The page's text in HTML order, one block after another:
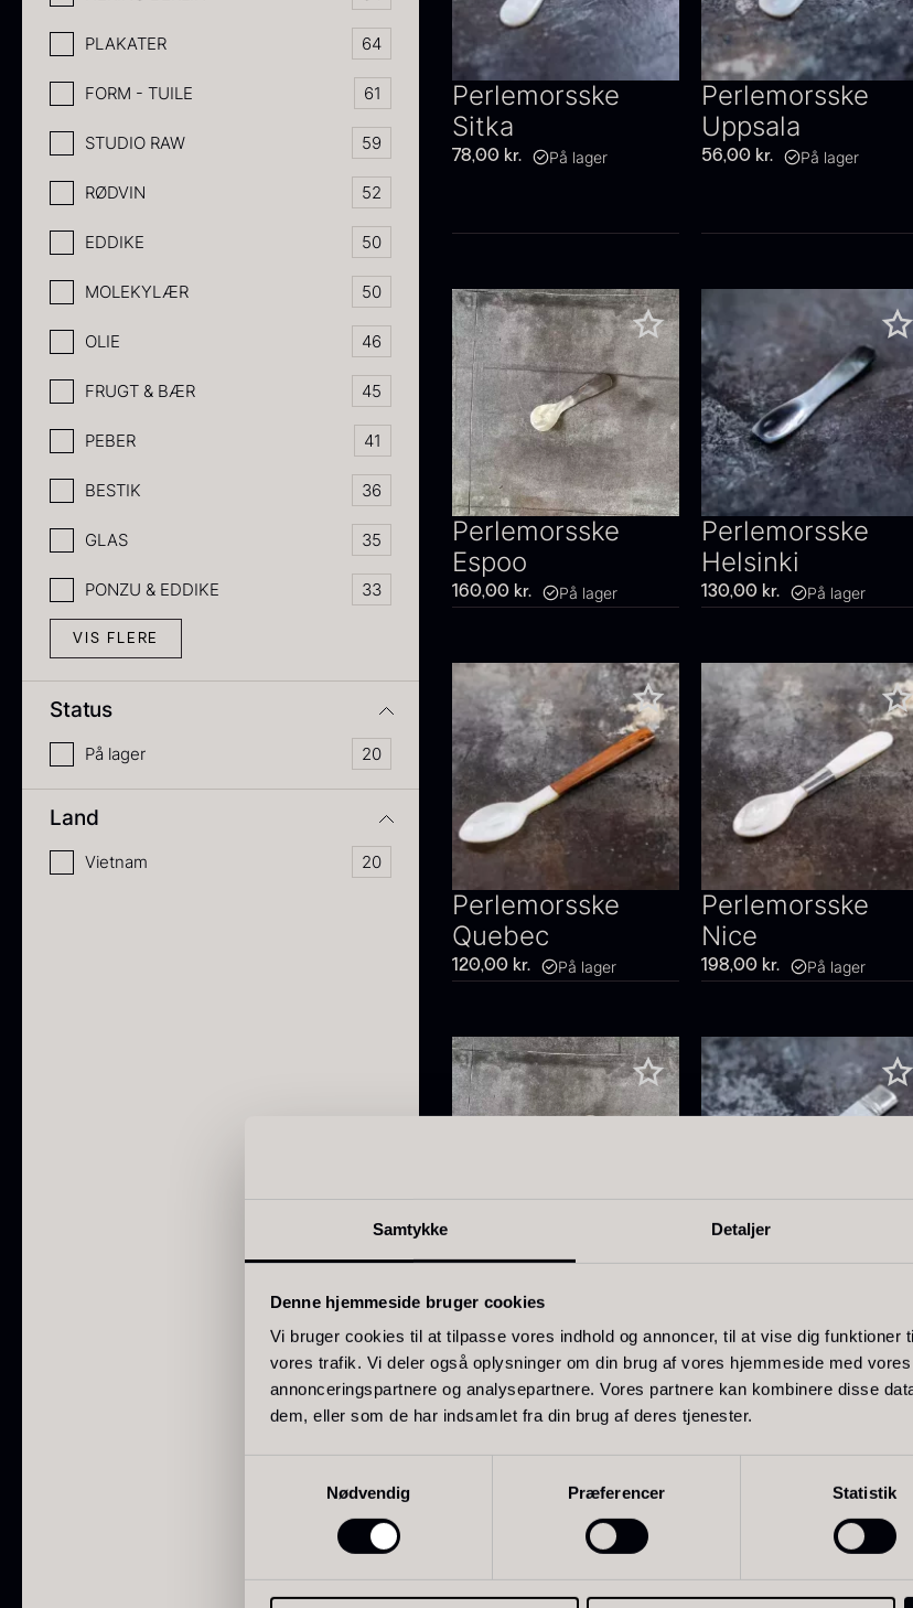
Samtykke Detaljer
Denne hjemmeside bruger cookies
Vi bruger cookies til at tilpasse vores indhold og annoncer, til at vise dig funktioner
vores trafik. Vi deler også oplysninger om din brug af vores hjemmeside med
annonceringspartnere og analysepartnere. Vores partnere kan kombinere disse
dem, eller som de har indsamlet fra din brug af deres tjenester.
Nødvendig
Præferencer Statistik
PLAKATER 64
FORM - TUILE 61
STUDIO RAW 59
RØDVIN 52
EDDIKE 50
MOLEKYLÆR 50
OLIE 46
FRUGT & BÆR 45
PEBER 41
BESTIK 36
GLAS 35
PONZU & EDDIKE 33
VIS FLERE
Status
På lager 20
Land
Vietnam 20
Perlemorsske
Sitka
78,00 kr. På lager
Perlemorsske
Uppsala
56,00 kr. På lager
Perlemorsske
Espoo
160,00 kr. På lager
Perlemorsske
Helsinki
130,00 kr. På lager
Perlemorsske
Quebec
120,00 kr. På lager
Perlemorsske
Nice
198,00 kr. På lager
Vantaa
190,00 kr. På lager 190,00 kr. På lager